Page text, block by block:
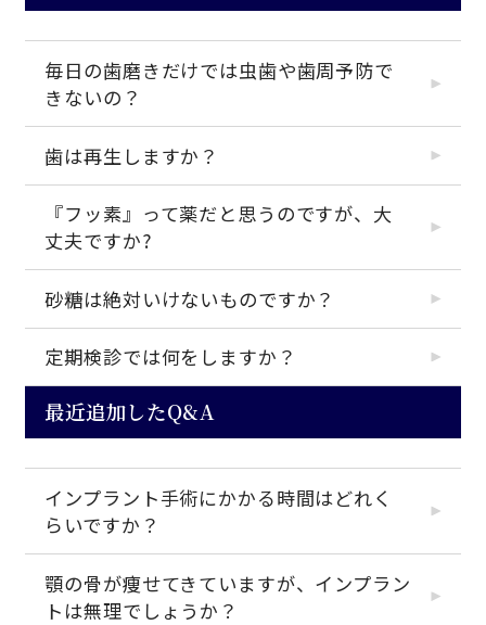
毎日の歯磨きだけでは虫歯や歯周予防で
きないの？
歯は再生しますか？
『フッ素』って薬だと思うのですが、大
丈夫ですか?
砂糖は絶対いけないものですか？
定期検診では何をしますか？
最近追加したQ&A
インプラント手術にかかる時間はどれく
らいですか？
顎の骨が痩せてきていますが、インプラン
トは無理でしょうか？